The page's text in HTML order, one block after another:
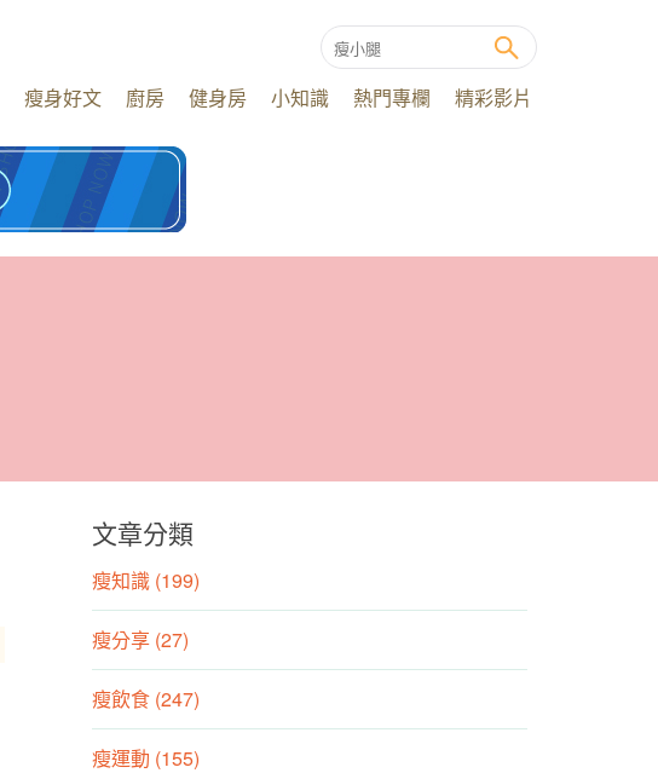
瘦身好文 廚房 健身房 小知識 熱門專欄 精彩影片
文章分類
瘦知識 (199)
瘦分享 (27)
瘦飲食 (247)
瘦運動 (155)